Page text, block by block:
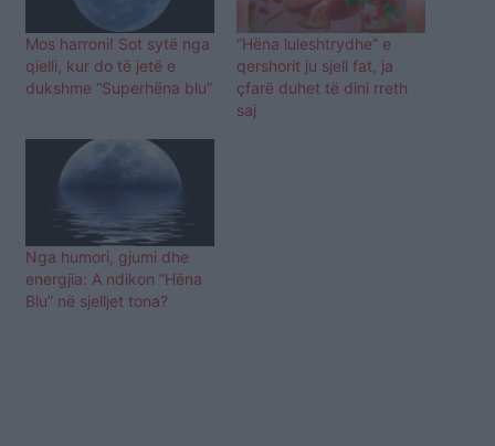
Mos harroni! Sot sytë nga
qielli, kur do të jetë e
dukshme “Superhëna blu”
“Hëna luleshtrydhe” e
qershorit ju sjell fat, ja
çfarë duhet të dini rreth
saj
Nga humori, gjumi dhe
energjia: A ndikon “Hëna
Blu” në sjelljet tona?